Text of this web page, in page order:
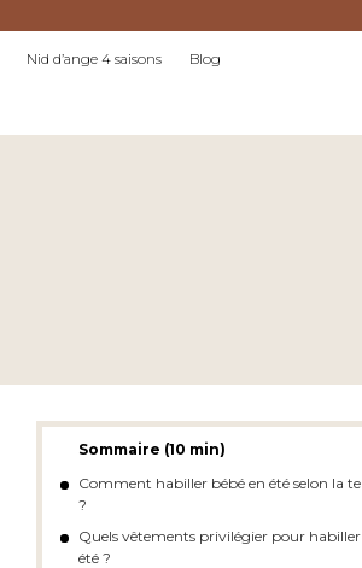
Nid d’ange 4 saisons Blog
Sommaire (10 min)
Comment habiller bébé en été selon la
?
Quels vêtements privilégier pour habiller
été ?